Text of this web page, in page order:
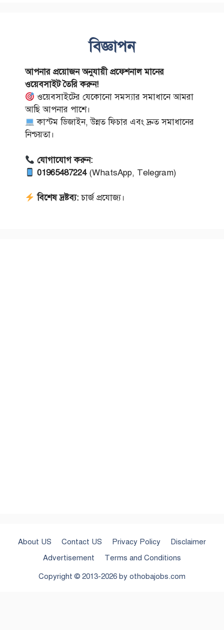
বিজ্ঞাপন
আপনার প্রয়োজন অনুযায়ী প্রফেশনাল মানের
ওয়েবসাইট তৈরি করুন!
ওয়েবসাইটের যেকোনো সমস্যার সমাধানে আমরা
আছি আপনার পাশে।
কাস্টম ডিজাইন, উন্নত ফিচার এবং দ্রুত সমাধানের
নিশ্চয়তা।
যোগাযোগ করুন:
01965487224(WhatsApp, Telegram)
বিশেষ দ্রষ্টব্য:চার্জ প্রযোজ্য।
About US Contact US Privacy Policy
Disclaimer
Advertisement
Terms and Conditions
Copyright © 2013-2026 by othobajobs.com